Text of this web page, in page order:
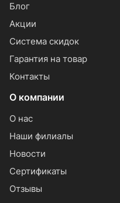
Блог
Акции
Система скидок
Гарантия на товар
Контакты
О компании
О нас
Наши филиалы
Новости
Сертификаты
Отзывы